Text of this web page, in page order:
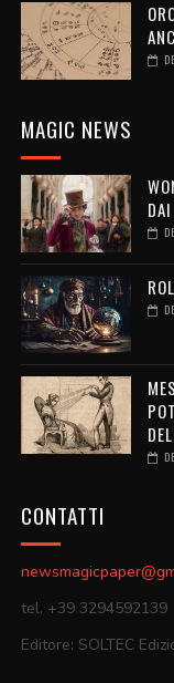
MAGIC NEWS
CONTATTI
tel. +39 3294592139
Editore: SOLTEC